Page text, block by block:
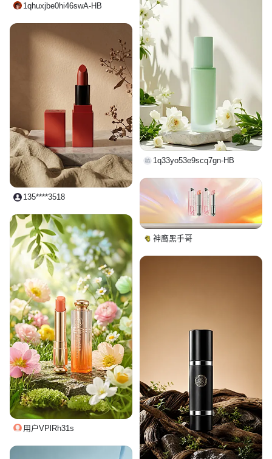
1qhuxjbe0hi46swA-HB
1q33yo53e9scq7gn-HB
135****3518
神鹰黑手哥
用户VPlRh31s